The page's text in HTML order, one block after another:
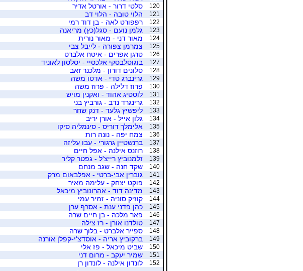
120
סלטי דרור - אורטל אדיר
121
הלוי טובה - הלוי דב
122
רפפורט לאה - בן דוד רמי
123
גלמן נועם - סגל(כץ) מריאנה
124
מאור דני - מאור נורית
125
צמרמן צפורה - לייבל צבי
126
טרגן אפרים - איטח אלברט
127
בוגוסלבסקי אלכסיי - יסלסון לאוניד
128
סלונים דורון - מלכנר זאב
129
גרינברג טדי - אדטו משה
130
פרוז דלילה - פרוז משה
131
לוסטיג אהוד - ואקנין מויש
132
גרינגרד נדב - גורביץ בני
133
ליפשיץ גלעד - דנק שחר
134
גלון אייל - אורן יריב
135
אלימלך דוריס - סינמליה סיקו
136
צמח יפה - נונה רות
137
ברנשטיין גרגורי - עבו עליזה
138
רוזנס אילנה - אפל חיים
139
זלמנוביץ רייצ'ל - גפטר קליר
140
שקד חנה - שגב מנחם
141
גוברין אבי-ברטי - אפלבאום מרק
142
פוקט יצחק - עלימה מאיר
143
מדינה דוד - אהרונוביץ מיכאל
144
קוזיק סוניה - זמיר עמי
145
כהן פדני ענת - אסרף ערן
146
פאר מלכה - בן חיים שרה
147
טולדנו אורן - רז צילה
148
ספייר אלברט - בלוך שרה
149
ברקוביץ אריה - אוסדצ'י-קפלן אורנה
150
שביט מיכאל - פז אלי
151
שמיר יעקב - מרום דני
152
לונדון אילנה - לונדון רן